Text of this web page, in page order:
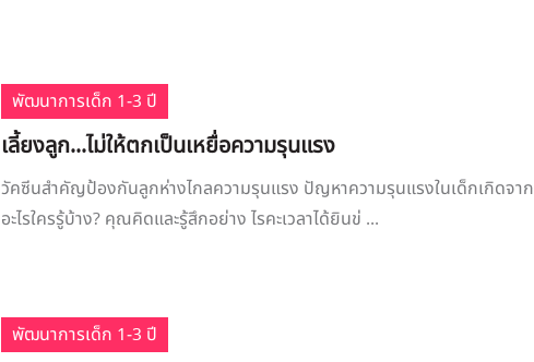
พัฒนาการเด็ก 1-3 ปี
เลี้ยงลูก...ไม่ให้ตกเป็นเหยื่อความรุนแรง
วัคซีนสำคัญป้องกันลูกห่างไกลความรุนแรง ปัญหาความรุนแรงในเด็กเกิดจาก
อะไรใครรู้บ้าง? คุณคิดและรู้สึกอย่าง ไรคะเวลาได้ยินข่ ...
พัฒนาการเด็ก 1-3 ปี